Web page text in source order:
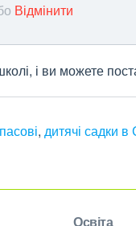
Відмінити
і ви можете
, дитячі садки в
Освіта